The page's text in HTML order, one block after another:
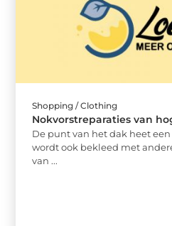
Shopping / Clothing
Nokvorstreparaties van
De punt van het dak heet
wordt ook bekleed met
van ...